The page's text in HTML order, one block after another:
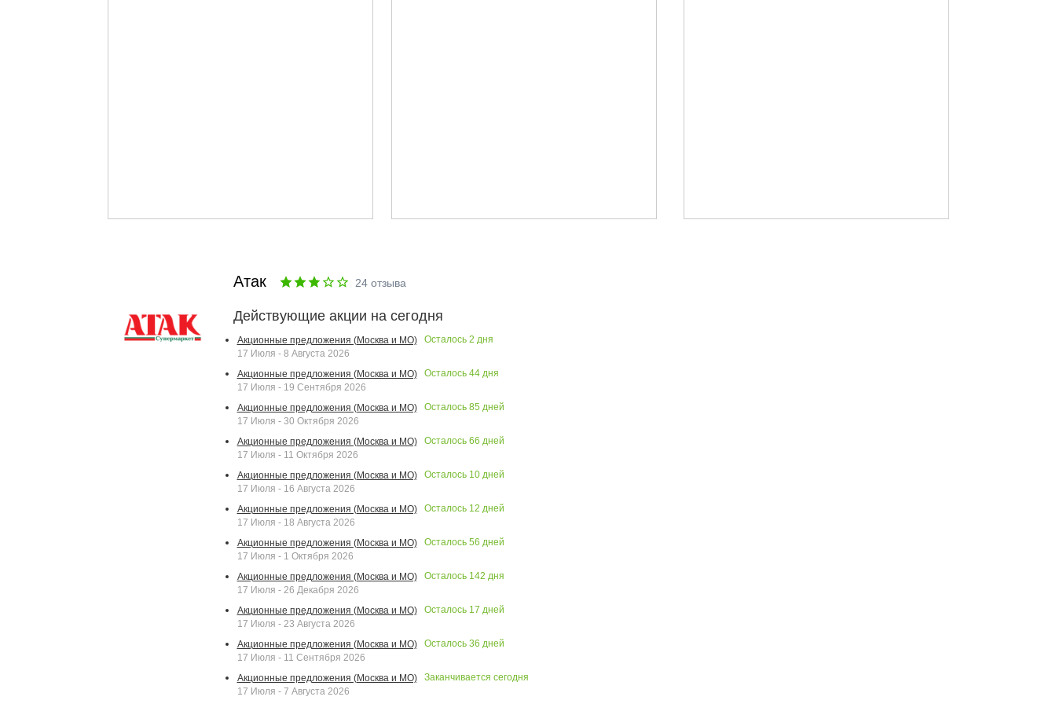
Атак 24отзыва
Действующие акции на сегодня
Акционные предложения (Москва и МО) Осталось 2 дня
17 Июля - 8 Августа 2026
Акционные предложения (Москва и МО)
Осталось 44дня
17 Июля - 19 Сентября 2026
Акционные предложения (Москва и МО)
Осталось 85 дней
17 Июля - 30 Октября 2026
Акционные предложения (Москва и МО)
Осталось 66 дней
17 Июля - 11 Октября 2026
Акционные предложения (Москва и МО)
Осталось 10дней
17 Июля - 16 Августа 2026
Акционные предложения (Москва и МО)
Осталось 12 дней
17 Июля - 18 Августа 2026
Акционные предложения (Москва и МО)
Осталось 56 дней
17 Июля - 1 Октября 2026
Акционные предложения (Москва и МО)
Осталось 142 дня
17 Июля - 26 Декабря 2026
Акционные предложения (Москва и МО)
Осталось 17 дней
17 Июля - 23 Августа 2026
Акционные предложения (Москва и МО)
Осталось 36 дней
17 Июля - 11 Сентября 2026
Акционные предложения (Москва и МО)
Заканчивается сегодня
17 Июля - 7 Августа 2026